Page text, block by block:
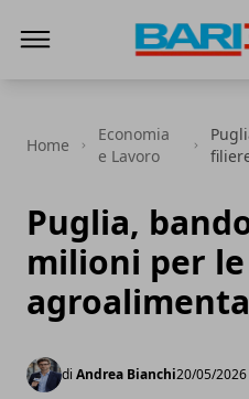
Home
Economia
e Lavoro
Puglia,
milioni per
di Andrea Bianchi20/05/2026